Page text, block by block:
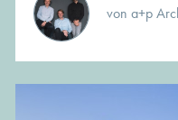
von a+p